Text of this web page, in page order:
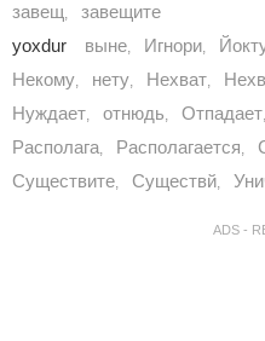
завещ, завещите
yoxdur
выне, Игнори,
Некому, нету, Нехват,
Нуждает, отнюдь, Отпадает
Располага, Располагается,
Существите, Существй,
ADS -